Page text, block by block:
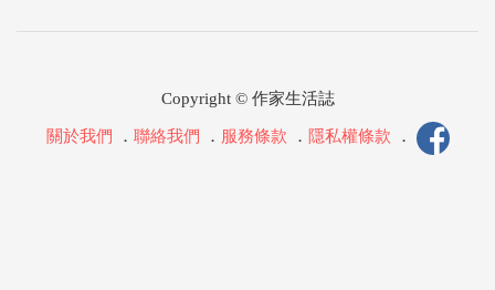
Copyright © 作家生活誌
關於我們 ． 聯絡我們 ． 服務條款 ． 隱私權條款 ．